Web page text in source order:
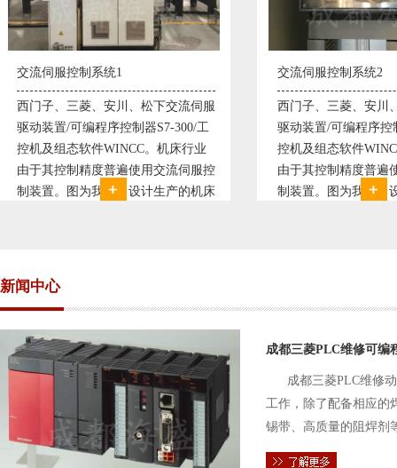
交流伺服控制系统2
西门子、三菱、安川、松下交流伺服
驱动装置/可编程序控制器S7-300/工
控机及组态软件WINCC。机床行业
由于其控制精度普遍使用交流伺服控
制装置。图为我公司设计生产的机床
变频恒压供水系统
变频恒压供水系
极调速技术原理
使供水随着使用
持供水设定压力
点、远传压力表
新闻中心
成都三菱PLC维修可编
成都三菱PLC维修
工作，除了配备相应的
锡带、高质量的阻焊剂
件的电路及通信电缆。